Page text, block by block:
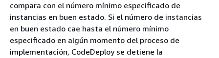
compara con el número mínimo especificado de
instancias en buen estado. Si el número de instancias
en buen estado cae hasta el número mínimo
especificado en algún momento del proceso de
implementación, CodeDeploy se detiene la